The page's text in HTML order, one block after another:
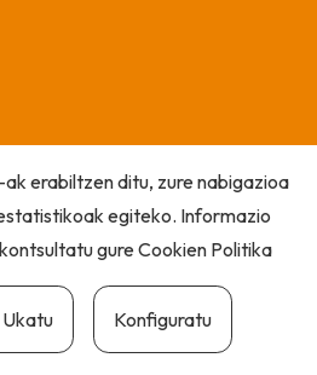
erabiltzen ditu, zure nabigazioa
egiteko. Informazio
gureCookien Politika
Ukatu Konfiguratu